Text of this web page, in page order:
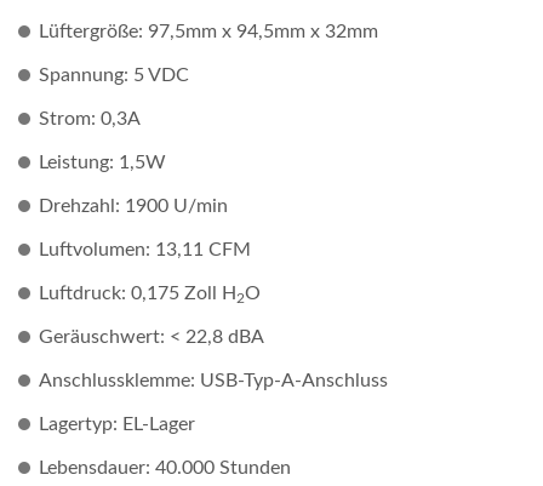
Lüftergröße: 97,5mm x 94,5mm x 32mm
Spannung: 5 VDC
Strom: 0,3A
Leistung: 1,5W
Drehzahl: 1900 U/min
Luftvolumen: 13,11 CFM
Luftdruck: 0,175 Zoll H 2O
Geräuschwert: < 22,8 dBA
Anschlussklemme: USB-Typ-A-Anschluss
Lagertyp: EL-Lager
Lebensdauer: 40.000 Stunden